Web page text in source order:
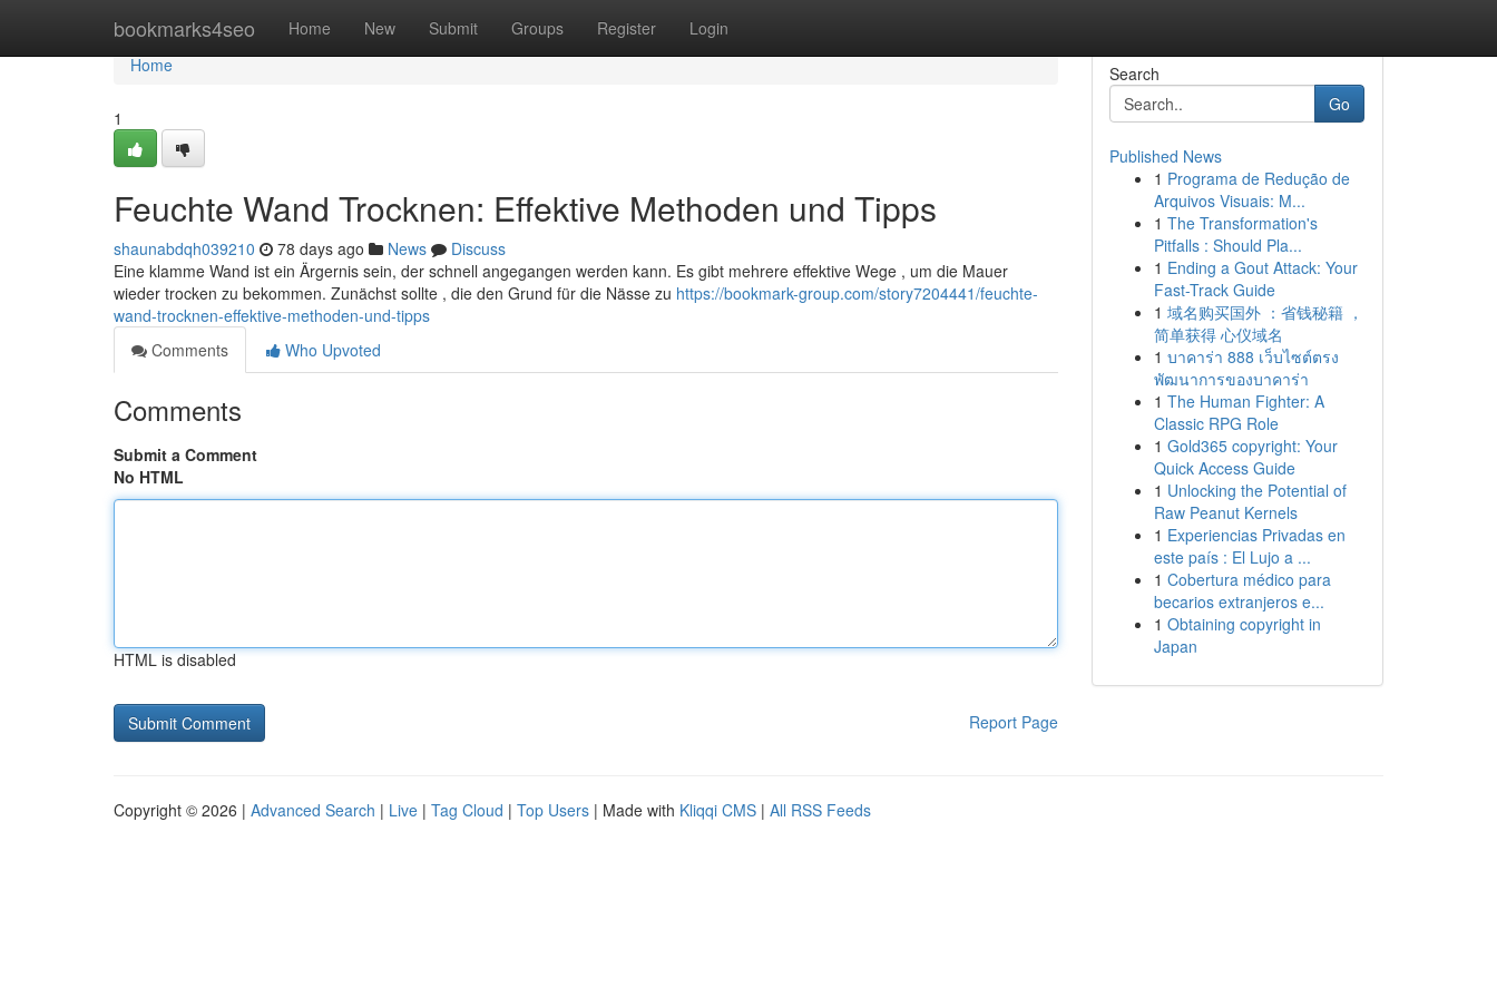
bookmarks4seo Home New Submit Groups Register Login
Home
Home
1
Feuchte Wand Trocknen: Effektive Methoden und Tipps
shaunabdqh039210 78 days ago News
Discuss
Eine klamme Wand ist ein Ärgernis sein, der schnell angegangen werden kann. Es gibt mehrere effektive Wege , um die Mauer
wieder trocken zu bekommen. Zunächst sollte , die den Grund für die Nässe zu https://bookmark-group.com/story7204441/feuchte-
wand-trocknen-effektive-methoden-und-tipps
Comments
Who Upvoted
Comments
Submit a Comment
No HTML
HTML is disabled
Report Page
Search
Go
Published News
1 Programa de Redução de
Arquivos Visuais: M...
1 The Transformation's
Pitfalls : Should Pla...
1 Ending a Gout Attack: Your
Fast-Track Guide
1 域名购买国外 ：省钱秘籍 ，
简单获得 心仪域名
1 บาคาร่า 888 เว็บไซต์ตรง
พัฒนาการของบาคาร่า
1 The Human Fighter: A
Classic RPG Role
1 Gold365 copyright: Your
Quick Access Guide
1 Unlocking the Potential of
Raw Peanut Kernels
1 Experiencias Privadas en
este país : El Lujo a ...
1 Cobertura médico para
becarios extranjeros e...
1 Obtaining copyright in
Japan
Copyright © 2026 | Advanced Search | Live | Tag Cloud | Top Users | Made with Kliqqi CMS | All RSS Feeds